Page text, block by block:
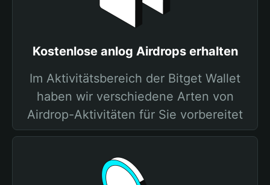
Kostenlose anlog Airdrops erhalten
Im Aktivitätsbereich der Bitget Wallet
haben wir verschiedene Arten von
Airdrop-Aktivitäten für Sie vorbereitet